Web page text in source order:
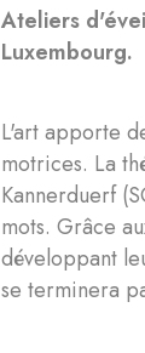
Ateliers
Luxembourg.
L'art apporte
motrices. La
Kannerduerf
mots. Grâce
développant
se terminera